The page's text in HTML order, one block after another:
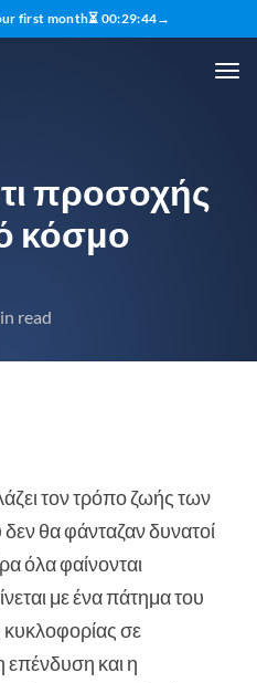
first month⏳ 00:29:43→
προσοχής
κόσμο
read
τον τρόπο ζωής των
θα φάνταζαν δυνατοί
όλα φαίνονται
με ένα πάτημα του
σε
επένδυση και η